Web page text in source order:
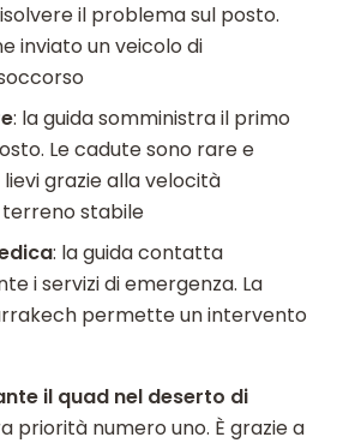
il problema sul posto.
inviato un veicolo di
: la guida somministra il primo
Le cadute sono rare e
grazie alla velocità
stabile
: la guida contatta
i servizi di emergenza. La
permette un intervento
il quad nel deserto di
priorità numero uno. È grazie a